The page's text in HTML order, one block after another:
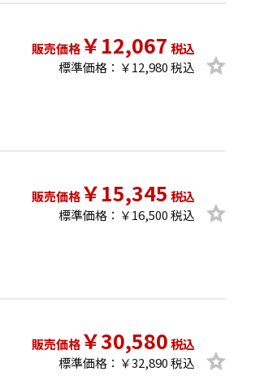
販売価格￥12,067 税込
標準価格：￥12,980 税込
販売価格￥15,345 税込
標準価格：￥16,500 税込
販売価格￥30,580税込
標準価格：￥32,890 税込